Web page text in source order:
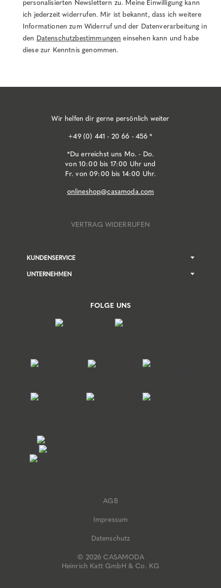
personalisierten Newslettern zu. Meine Einwilligung kann
ich jederzeit widerrufen. Mir ist bekannt, dass ich weitere
Informationen zum Widerruf und der Datenverarbeitung in
den Datenschutzbestimmungen einsehen kann und habe
diese zur Kenntnis genommen.
Wir helfen dir gerne persönlich weiter
+49 (0) 441 - 20 66 - 456 *
*Du erreichst uns Mo. - Do.
von 10:00 bis 17:00 Uhr und
Fr. von 09:00 bis 14:00 Uhr.
onlineshop@casamoda.com
VERTRAG WIDERRUFEN
KUNDENSERVICE
UNTERNEHMEN
FOLGE UNS
© 2026 CASAMODA
Heinrich Katt GmbH & Co. KG
AGB
Impressum
Datenschutz